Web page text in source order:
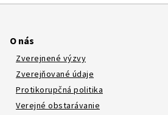
O nás
Zverejnené výzvy
Zverejňované údaje
Protikorupčná politika
Verejné obstarávanie